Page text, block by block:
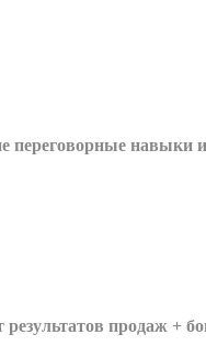
переговорные навыки
продаж +